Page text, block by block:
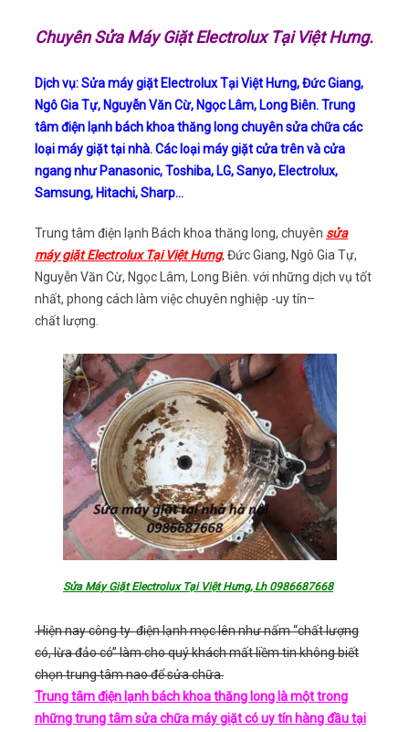
Chuyên Sửa Máy Giặt Electrolux Tại Việt Hưng.
Dịch vụ: Sửa máy giặt Electrolux Tại Việt Hưng, Đức Giang,
Ngô Gia Tự, Nguyễn Văn Cừ, Ngọc Lâm, Long Biên. Trung
tâm điện lạnh bách khoa thăng long chuyên sửa chữa các
loại máy giặt tại nhà. Các loại máy giặt cửa trên và cửa
ngang như Panasonic, Toshiba, LG, Sanyo, Electrolux,
Samsung, Hitachi, Sharp…
Trung tâm điện lạnh Bách khoa thăng long, chuyên sửa
máy giặt Electrolux Tại Việt Hưng, Đức Giang, Ngô Gia Tự,
Nguyễn Văn Cừ, Ngọc Lâm, Long Biên. với những dịch vụ tốt
nhất, phong cách làm việc chuyên nghiệp -uy tín–
chất lượng.
Sửa Máy Giặt Electrolux Tại Việt Hưng, Lh 0986687668
Hiện nay công ty điện lạnh mọc lên như nấm “chất lượng
có, lừa đảo có” làm cho quý khách mất liềm tin không biết
chọn trung tâm nao để sửa chữa.
Trung tâm điện lạnh bách khoa thăng long là một trong
những trung tâm sửa chữa máy giặt có uy tín hàng đầu tại